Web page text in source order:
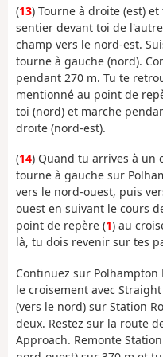
(13) Tourne à droite (est)
sentier devant toi de
champ vers le nord-est.
tourne à gauche (nord).
pendant 270 m. Tu te
mentionné au point de
toi (nord) et marche
droite (nord-est).
(14) Quand tu arrives à un
tourne à gauche sur
vers le nord-ouest, puis
ouest en suivant le cours
point de repère (1) au
là, tu dois revenir sur tes
Continuez sur Polhampton
le croisement avec
(vers le nord) sur Station
deux. Restez sur la route
Approach. Remonte